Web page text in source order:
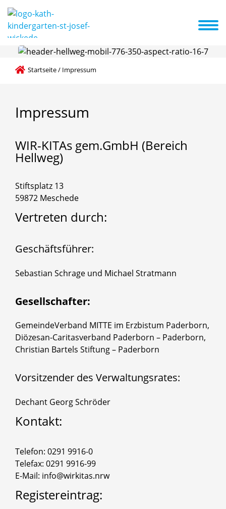
Informationen
Startseite/ Impressum
Impressum
WIR-KITAs gem.GmbH (Bereich
Hellweg)
Stiftsplatz 13
59872 Meschede
Vertreten durch:
Geschäftsführer:
Sebastian Schrage und Michael Stratmann
Gesellschafter:
GemeindeVerband MITTE im Erzbistum Paderborn,
Diözesan-Caritasverband Paderborn – Paderborn,
Christian Bartels Stiftung – Paderborn
Vorsitzender des Verwaltungsrates:
Dechant Georg Schröder
Kontakt:
Telefon: 0291 9916-0
Telefax: 0291 9916-99
E-Mail: info@wirkitas.nrw
Registereintrag: